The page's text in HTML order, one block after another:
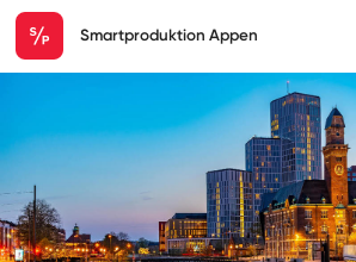
Smartproduktion Appen